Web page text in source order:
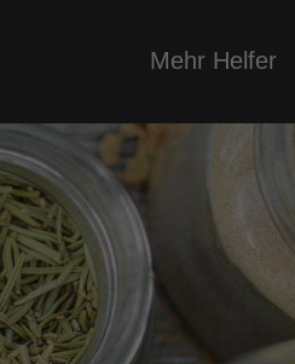
Mehr Helfer